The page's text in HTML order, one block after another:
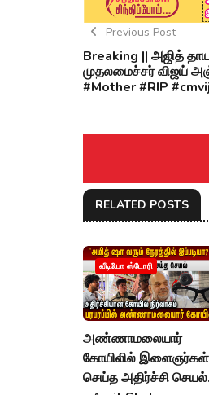
Previous Post
Breaking || அஜித்
முதலமைச்சர் விஜய்
#Mother #RIP
RELATED POSTS
வீடியோ ஸ்டோரி
அண்ணாமலையார்
கோயிலில் இளைஞர்கள்
செய்த அதிர்ச்சி